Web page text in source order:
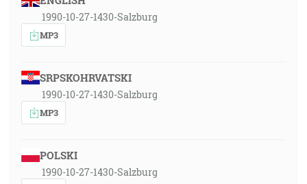
1990-10-27-1430-Salzburg
MP3
SRPSKOHRVATSKI
1990-10-27-1430-Salzburg
MP3
POLSKI
1990-10-27-1430-Salzburg